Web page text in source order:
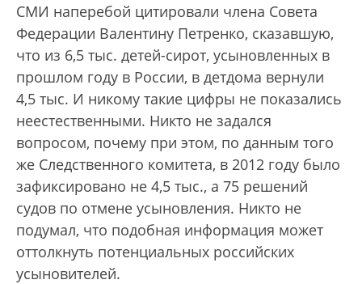
СМИ наперебой цитировали члена Совета
Федерации Валентину Петренко, сказавшую,
что из 6,5 тыс. детей-сирот, усыновленных в
прошлом году в России, в детдома вернули
4,5 тыс. И никому такие цифры не показались
неестественными. Никто не задался
вопросом, почему при этом, по данным того
же Следственного комитета, в 2012 году было
зафиксировано не 4,5 тыс., а 75 решений
судов по отмене усыновления. Никто не
подумал, что подобная информация может
оттолкнуть потенциальных российских
усыновителей.